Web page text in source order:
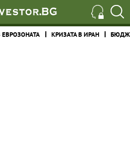
ЕВРОЗОНАТА КРИЗАТА В ИРАН